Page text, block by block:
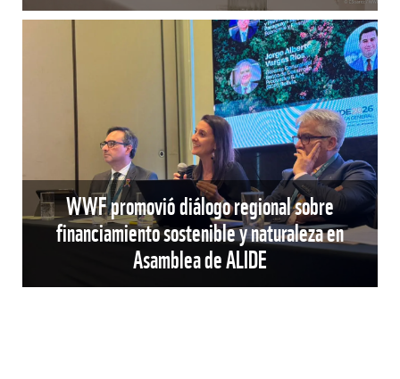
WWF promovió diálogo regional sobre
financiamiento sostenible y naturaleza en
Asamblea de ALIDE